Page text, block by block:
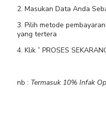
2. Masukan Data Anda
3. Pilih metode
yang tertera
4. Klik ” PROSES
nb : Termasuk 10% Infak